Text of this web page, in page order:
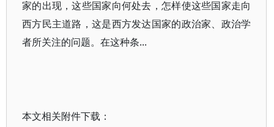
家的出现，这些国家向何处去，怎样使这些国家走向
西方民主道路，这是西方发达国家的政治家、政治学
者所关注的问题。在这种条...
本文相关附件下载：